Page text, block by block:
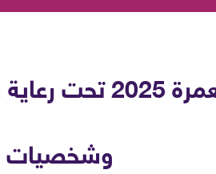
نجاح باهر
وشخصيات